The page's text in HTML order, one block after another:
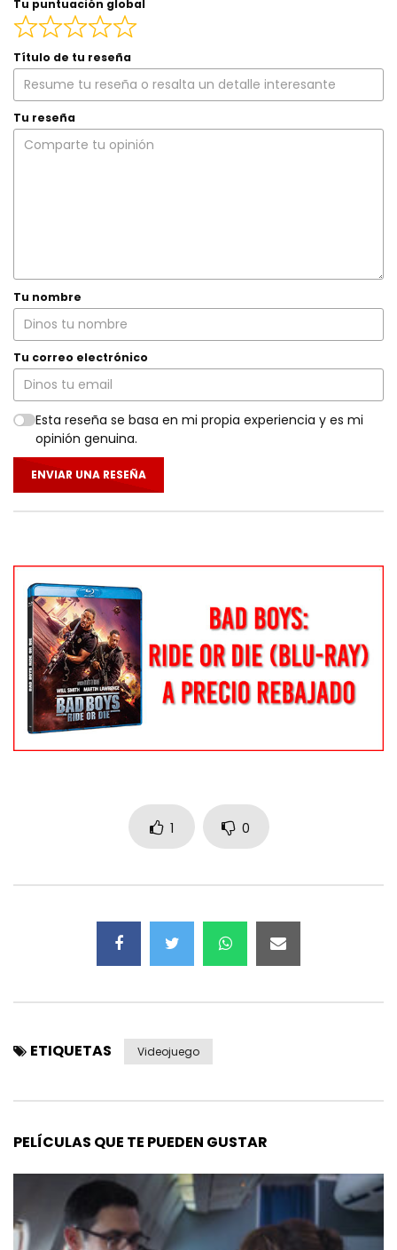
Tu puntuación global
Título de tu reseña
Tu reseña
Tu nombre
Tu correo electrónico
Esta reseña se basa en mi propia experiencia y es mi
opinión genuina.
ENVIAR UNA RESEÑA
1 0
ETIQUETAS Videojuego
PELÍCULAS QUE TE PUEDEN GUSTAR